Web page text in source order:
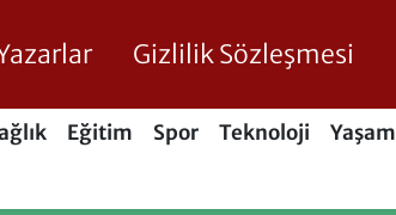
Gizlilik Sözleşmesi
Eğitim Spor Teknoloji Yaşam